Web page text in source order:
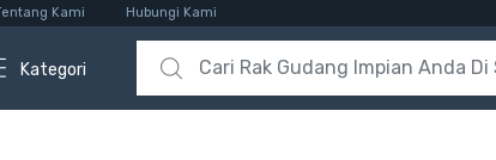
Kami Hubungi Kami
Kategori
Search for: